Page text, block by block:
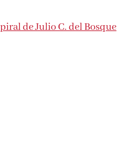
de Julio C. del Bosque